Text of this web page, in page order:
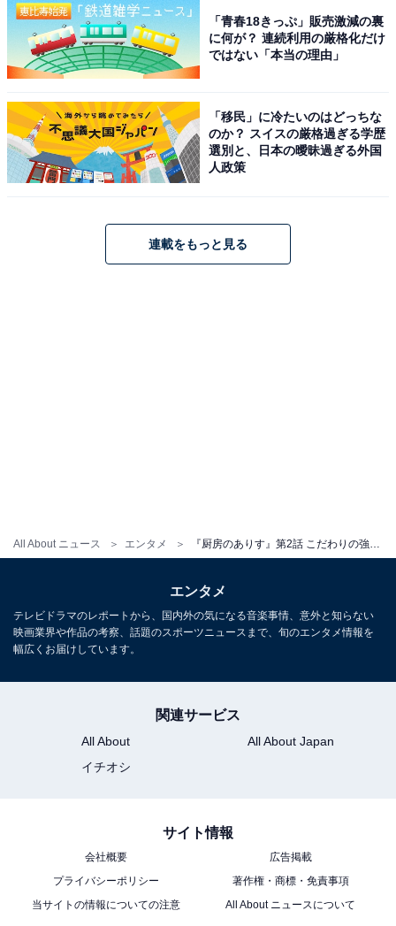
All About ニュース エンタメ
画像出典：日本テレビ系『厨房のありす』公式サイト
第2話では、こだわりの強いありすが倖生という新た
いくのかが、親友の和紗や常連の雅美の夫婦関係も織り
交ぜながら描かれた内容でした。
する姿勢を見せることの大切さを教えてもらったような
気がしました。
娘・五條蒔子（木村多江）であることをありすは知りつ
つも、心護から「ありすのお母さんは事故で亡くなっ
た」と聞かされているため、それを信じたふりをしてい
ると明かしていました。徐々に明らかになっていく、あ
りすの秘密が気になります……！
「青春18きっぷ」販売激減の裏
に何が？ 連続利用の厳格化だけ
ではない「本当の理由」
「移民」に冷たいのはどっちな
のか？ スイスの厳格過ぎる学歴
選別と、日本の曖昧過ぎる外国
人政策
連載をもっと見る
エンタメ
テレビドラマのレポートから、国内外の気になる音楽事情、意外と知らない
映画業界や作品の考察、話題のスポーツニュースまで、旬のエンタメ情報を
幅広くお届けしています。
関連サービス
All About
All About Japan
イチオシ
サイト情報
会社概要
広告掲載
プライバシーポリシー
著作権・商標・免責事項
当サイトの情報についての注意
All About ニュースについて